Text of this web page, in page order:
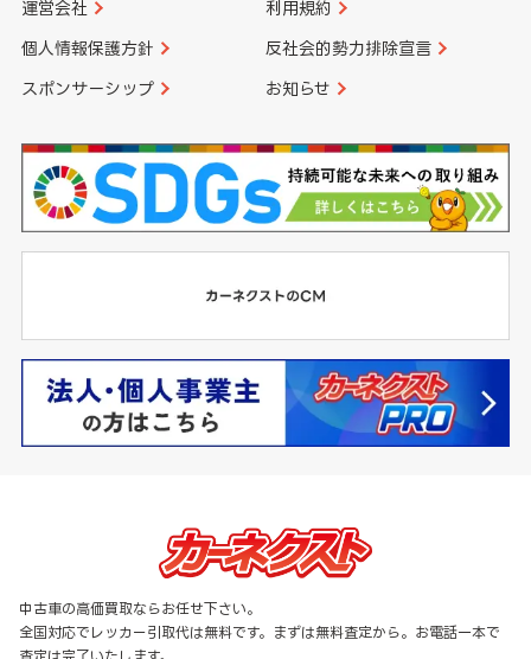
運営会社 利用規約
個人情報保護方針 反社会的勢力排除宣言
スポンサーシップ お知らせ
中古車の高価買取ならお任せ下さい。
全国対応でレッカー引取代は無料です。まずは無料査定から。お電話一本で
査定は完了いたします。